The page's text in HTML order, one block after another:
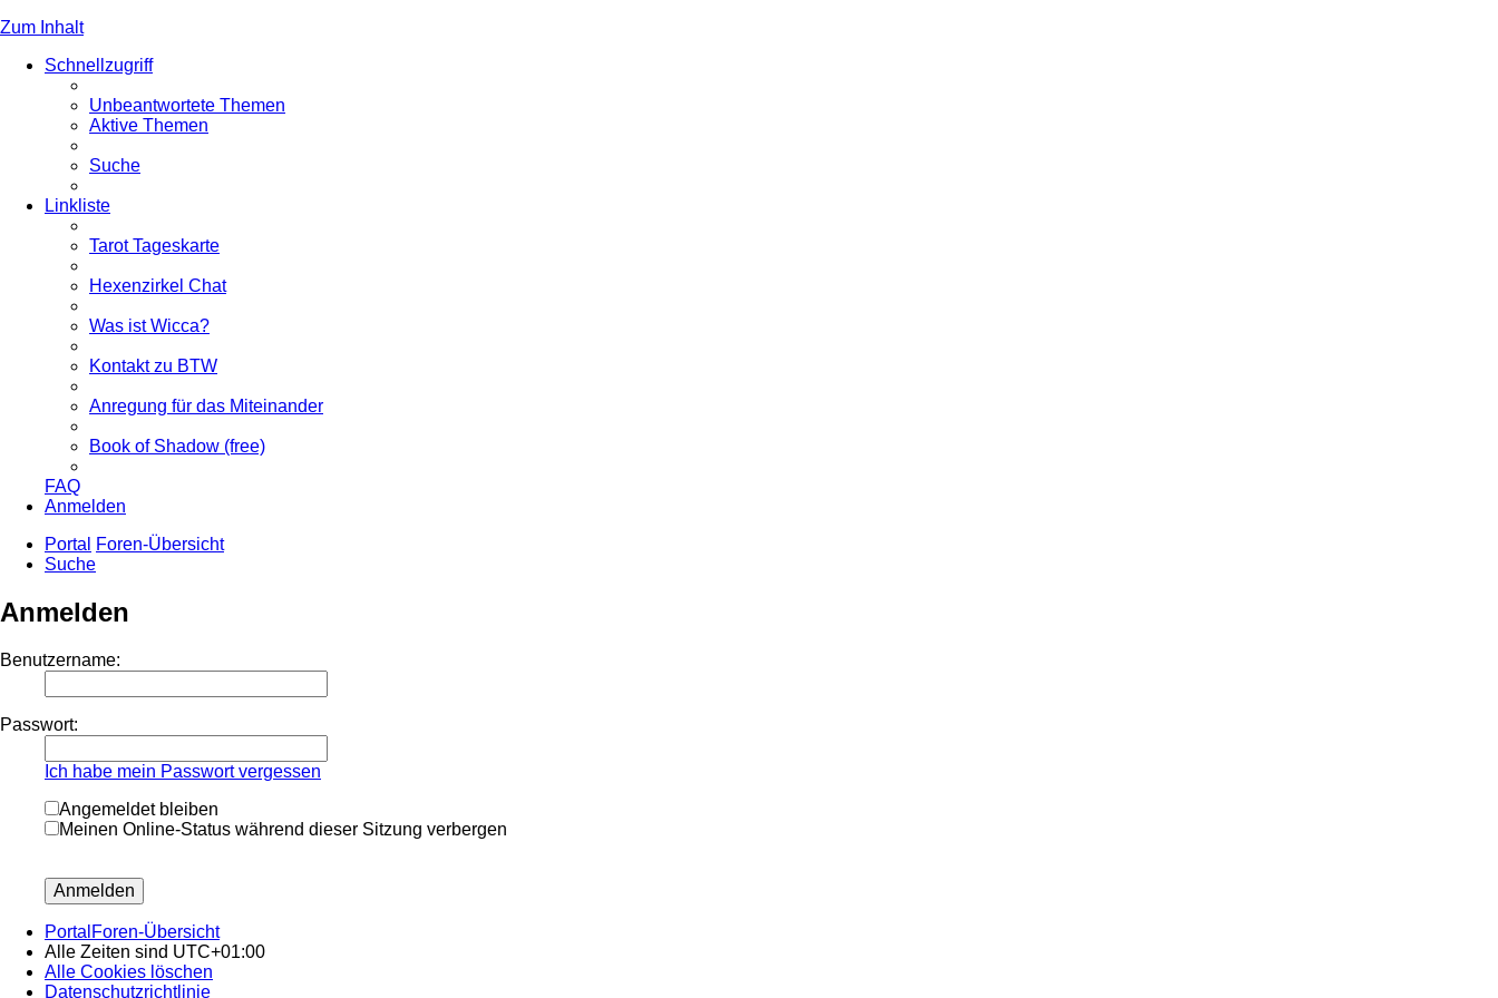
Zum Inhalt
Schnellzugriff
Unbeantwortete Themen
Aktive Themen
Suche
Linkliste
Tarot Tageskarte
Hexenzirkel Chat
Was ist Wicca?
Kontakt zu BTW
Anregung für das Miteinander
Book of Shadow (free)
FAQ
Anmelden
Portal
Foren-Übersicht
Suche
Anmelden
Benutzername:
Passwort:
Ich habe mein Passwort vergessen
Angemeldet bleiben
Meinen Online-Status während dieser Sitzung verbergen
Portal Foren-Übersicht
Alle Zeiten sind UTC+01:00
Alle Cookies löschen
Datenschutzrichtlinie